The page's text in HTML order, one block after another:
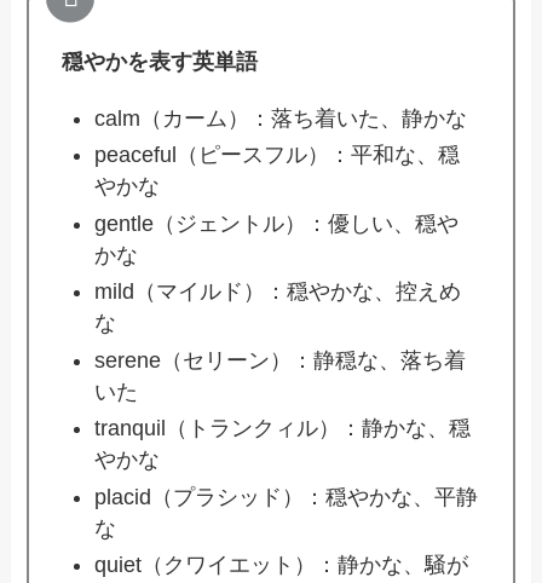
穏やかを表す英単語
calm（カーム）：落ち着いた、静かな
peaceful（ピースフル）：平和な、穏
やかな
gentle（ジェントル）：優しい、穏や
かな
mild（マイルド）：穏やかな、控えめ
な
serene（セリーン）：静穏な、落ち着
いた
tranquil（トランクィル）：静かな、穏
やかな
placid（プラシッド）：穏やかな、平静
な
quiet（クワイエット）：静かな、騒が